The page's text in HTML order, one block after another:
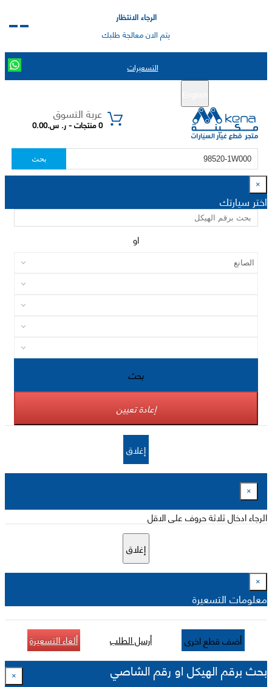
الرجاء الانتظار
يتم الان معالجة طلبك
التسعيرات
عربة التسوق
0 منتجات - ر. س.0.00
بحث
×
اختر سيارتك
او
بحث
إعادة تعيين
إغلاق
×
الرجاء ادخال ثلاثة حروف على الاقل
إغلاق
×
معلومات التسعيرة
أضف قطع اخرى أرسل الطلب ألغاء التسعيرة
بحث برقم الهيكل او رقم الشاصي ×